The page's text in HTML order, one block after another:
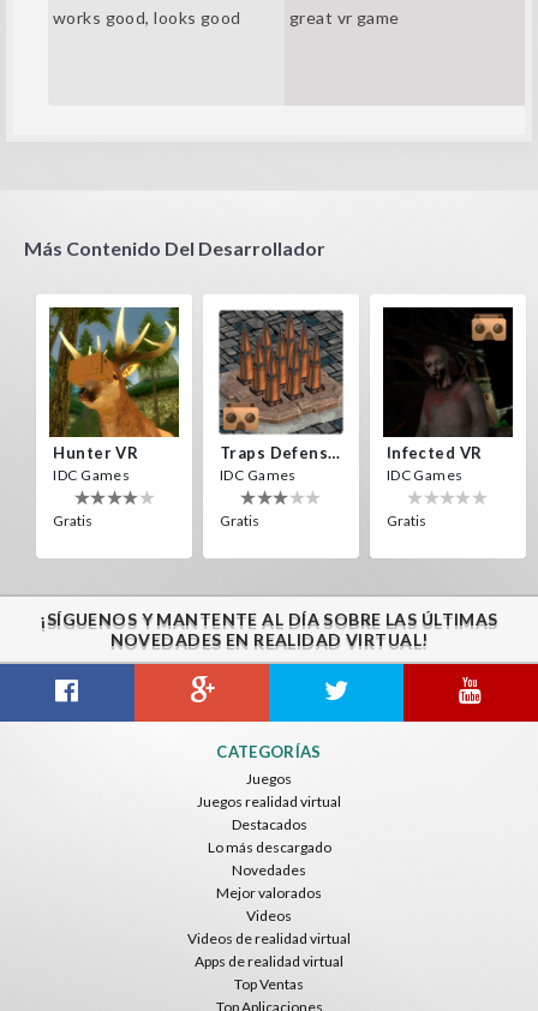
works good, looks good great vr game
Más Contenido Del Desarrollador
Hunter VR
IDC Games
Gratis
Traps Defense VR
IDC Games
Gratis
Infected VR
IDC Games
Gratis
Cowboy VR
Gratis
¡SÍGUENOS Y MANTENTE AL DÍA SOBRE LAS ÚLTIMAS
NOVEDADES EN REALIDAD VIRTUAL!
CATEGORÍAS
Juegos
Juegos realidad virtual
Destacados
Lo más descargado
Novedades
Mejor valorados
Videos
Videos de realidad virtual
Apps de realidad virtual
Top Ventas
Top Aplicaciones